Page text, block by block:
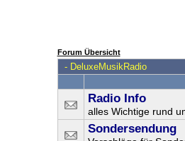
Forum Übersicht
- DeluxeMusikRadio
Radio Info
alles Wichtige rund
Sondersendung